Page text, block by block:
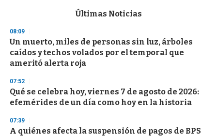
d
s
o
f
3
s
e
c
o
d
s
Últimas Noticias
08:09
Un muerto, miles de personas sin luz, árboles
caídos y techos volados por el temporal que
ameritó alerta roja
07:52
Qué se celebra hoy, viernes 7 de agosto de 2026:
efemérides de un día como hoy en la historia
07:39
A quiénes afecta la suspensión de pagos de BPS